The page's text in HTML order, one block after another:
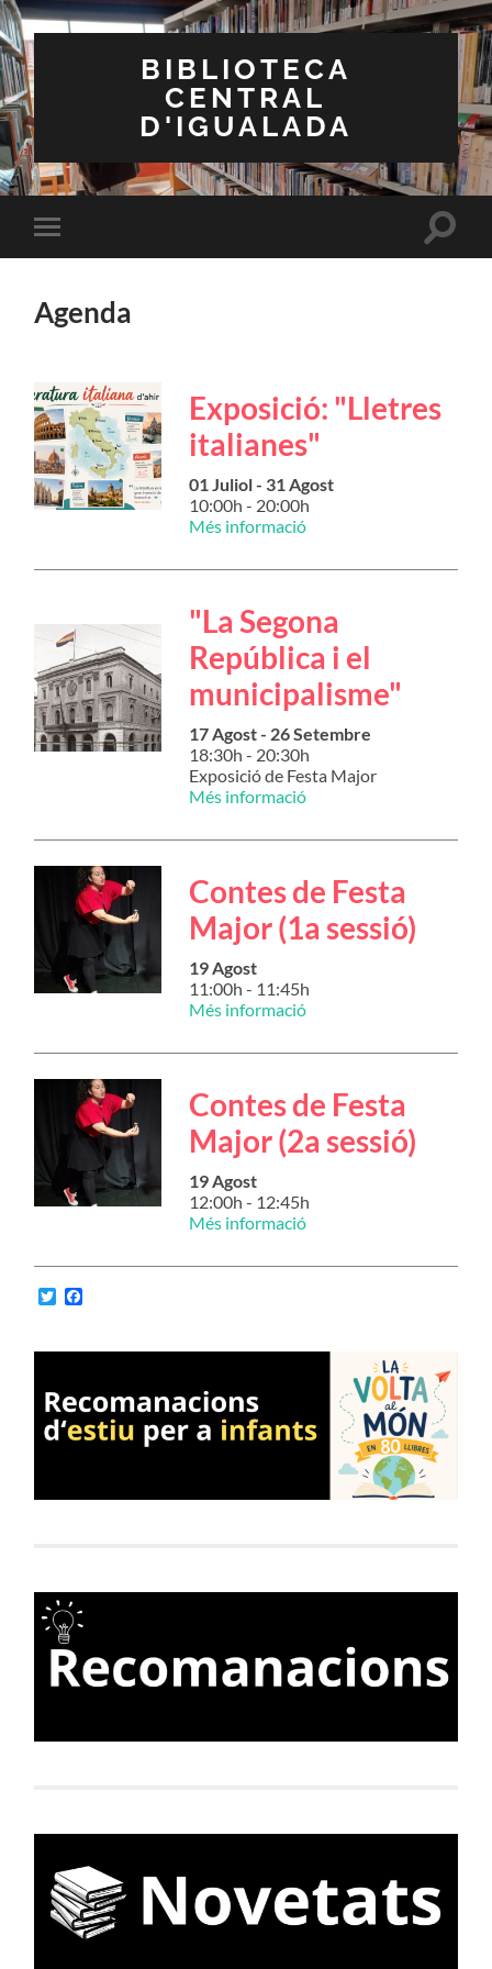
BIBLIOTECA
CENTRAL
D'IGUALADA
Toggle
mobile
Toggle
Agenda
Exposició: "Lletres
italianes"
01 Juliol - 31 Agost
10:00h - 20:00h
Més informació
"La Segona
República i el
municipalisme"
17 Agost - 26 Setembre
18:30h - 20:30h
Exposició de Festa Major
Més informació
Contes de Festa
Major (1a sessió)
19 Agost
11:00h - 11:45h
Més informació
Contes de Festa
Major (2a sessió)
19 Agost
12:00h - 12:45h
Més informació
Twitter